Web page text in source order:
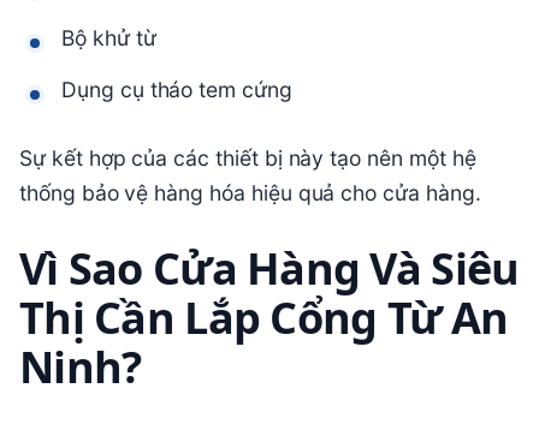
Bộ khử từ
Dụng cụ tháo tem cứng
Sự kết hợp của các thiết bị này tạo nên một hệ
thống bảo vệ hàng hóa hiệu quả cho cửa hàng.
Vì Sao Cửa Hàng Và Siêu
Thị Cần Lắp Cổng Từ An
Ninh?